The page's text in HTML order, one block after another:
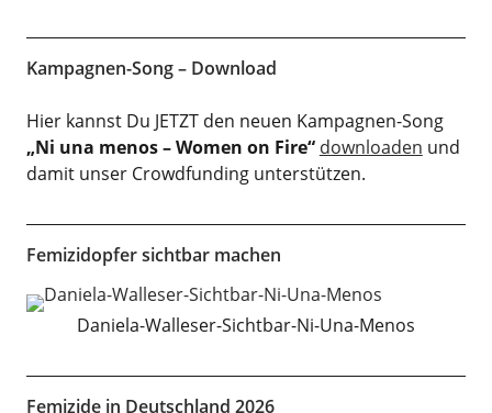
Kampagnen-Song – Download
Hier kannst Du JETZT den neuen Kampagnen-Song
„Ni una menos – Women on Fire“ downloaden und
damit unser Crowdfunding unterstützen.
Femizidopfer sichtbar machen
Daniela-Walleser-Sichtbar-Ni-Una-Menos
Femizide in Deutschland 2026